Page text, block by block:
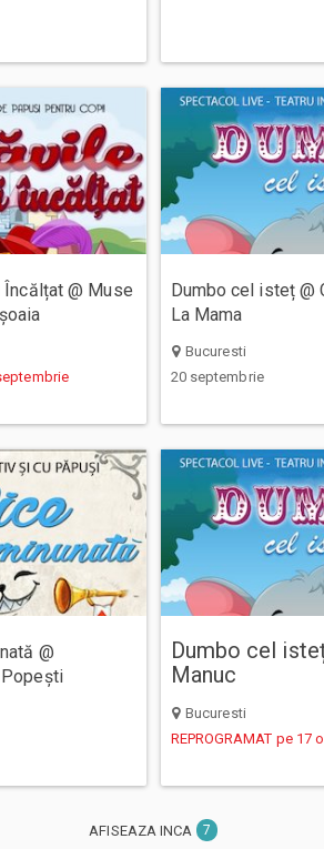
@ Muse
Dumbo cel isteț @
La Mama
Bucuresti
20 septembrie
@
Dumbo cel
Manuc
Bucuresti
REPROGRAMAT pe 17
AFISEAZA INCA 7